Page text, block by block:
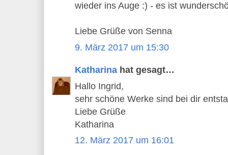
wieder ins Auge :) - es ist
Liebe Grüße von Senna
9. März 2017 um 15:30
Katharina hat gesagt…
Hallo Ingrid,
sehr schöne Werke sind bei dir
Liebe Grüße
Katharina
12. März 2017 um 16:01